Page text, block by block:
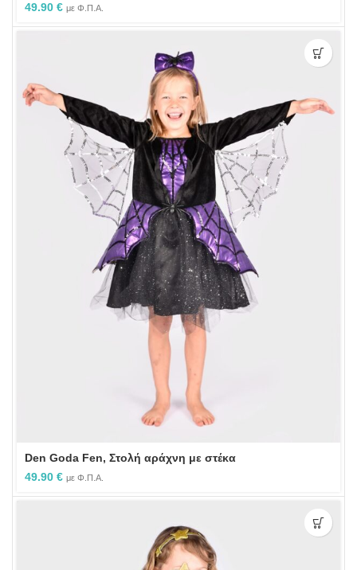
49.90 € με Φ.Π.Α.
Den Goda Fen, Στολή αράχνη με στέκα
49.90 € με Φ.Π.Α.